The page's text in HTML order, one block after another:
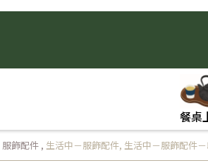
餐桌
服飾配件, 生活中－服飾配件, 生活中－服飾配件